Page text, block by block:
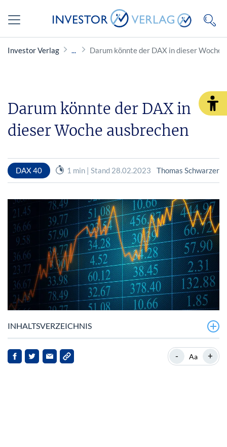
Investor Verlag Darum könnte der DAX in dieser Woche
Darum könnte der DAX in
dieser Woche ausbrechen
DAX 40 1 min | Stand 28.02.2023 Thomas Schwarzer
INHALTSVERZEICHNIS
- Aa +